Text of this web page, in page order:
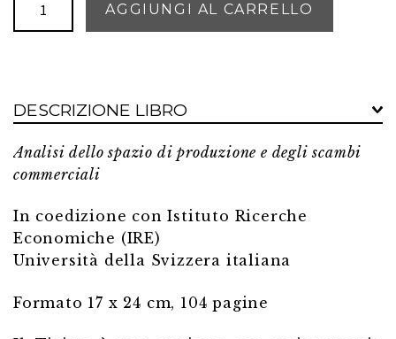
Ticino:
globale
quantità
AGGIUNGI AL CARRELLO
DESCRIZIONE LIBRO
Analisi dello spazio di produzione e degli scambi
commerciali
In coedizione con Istituto Ricerche
Economiche (IRE)
Università della Svizzera italiana
Formato 17 x 24 cm, 104 pagine